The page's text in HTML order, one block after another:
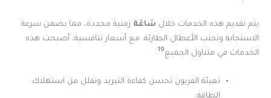
يتم تقديم هذه الخدمات خلال سَاعَة زمنية محددة، مما يضمن سرعة
الاستجابة وتجنب الأعطال الطارئة. مع أسعار تنافسية، أصبحت هذه
الخدمات في متناول الجميع19
.
تعبئة الفريون تحسن كفاءة التبريد وتقلل من استهلاك
الطاقة.